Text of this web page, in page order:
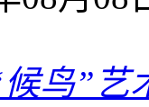
候鸟”艺